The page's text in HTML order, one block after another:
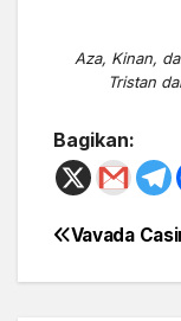
Aza, Kinan,
Tristan
Bagikan:
Post
Vavada